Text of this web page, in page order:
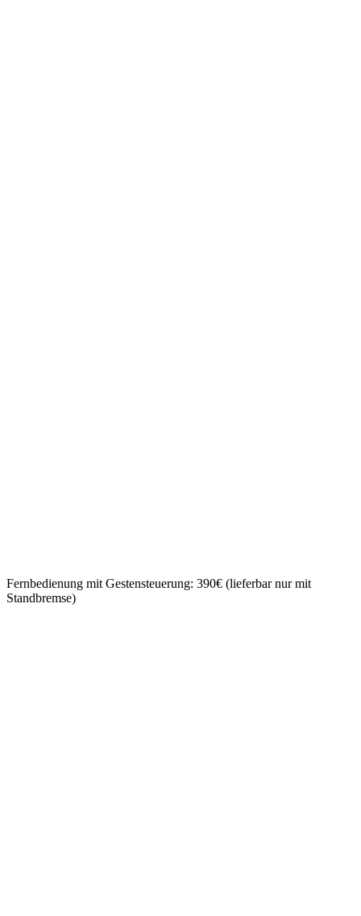
Fernbedienung mit Gestensteuerung: 390€ (lieferbar nur mit
Standbremse)